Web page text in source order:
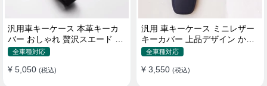
汎用車キーケース 本革キーカ
バー おしゃれ 贅沢スエード 格
好良いデザイン
全車種対応
¥ 5,050 (税込)
汎用 車キーケース ミニレザー
キーカバー 上品デザイン かわ
いい マカロン色
全車種対応
¥ 3,550 (税込)